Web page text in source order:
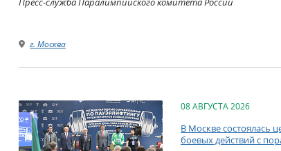
г. Москва
08 АВГУСТА 2026
В Москве состоялась
боевых действий с